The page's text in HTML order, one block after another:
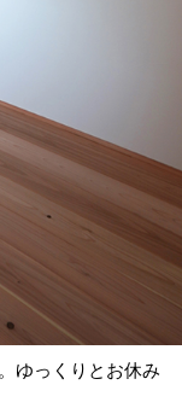
ゆっくりとお休み